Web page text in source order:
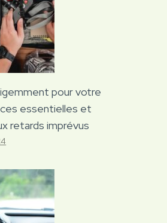
pour votre
essentielles et
retards imprévus